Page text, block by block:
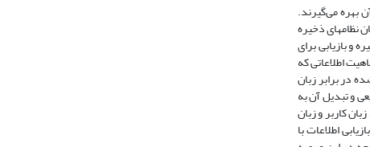
اندیشه، از آن بهره می‌گیرند.
نظامهای ذخیره
که باید این سه عنصر را در یک نظام مورد توجه قراردهند (زندی­روان، 1385). نظام ذخیره و بازیابی برای
اطلاعاتی که
شده در برابر زبان
و تبدیل آن به
کاربر و زبان
اطلاعات با